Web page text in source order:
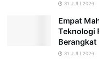
31 JULI 2026
Empat
Teknologi
31 JULI 2026